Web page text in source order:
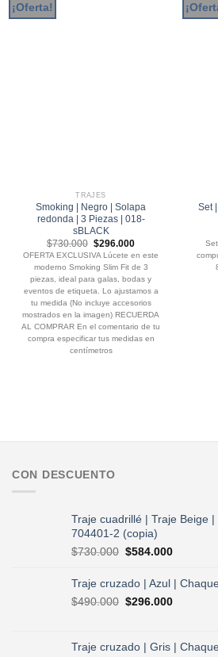
¡Oferta!
TRAJES
Smoking | Negro | Solapa
redonda | 3 Piezas | 018-
sBLACK
$730.000 El
precio
original
era:
$730.000.
$296.000El
precio
actual
es:
$296.000.
OFERTA EXCLUSIVA Lúcete en este
moderno Smoking Slim Fit de 3
piezas, ideal para galas, bodas y
eventos de etiqueta. Lo ajustamos a
tu medida (No incluye accesorios
mostrados en la imagen) RECUERDA
AL COMPRAR En el comentario de tu
compra especificar tus medidas en
centímetros
Set
CON DESCUENTO
Traje cuadrillé | Traje Beige
704401-2 (copia)
$730.000 El
original
era:
$730.000.
$584.000El
actual
es:
Traje cruzado | Azul |
$490.000 El
era:
$296.000El
es:
Traje cruzado | Gris |